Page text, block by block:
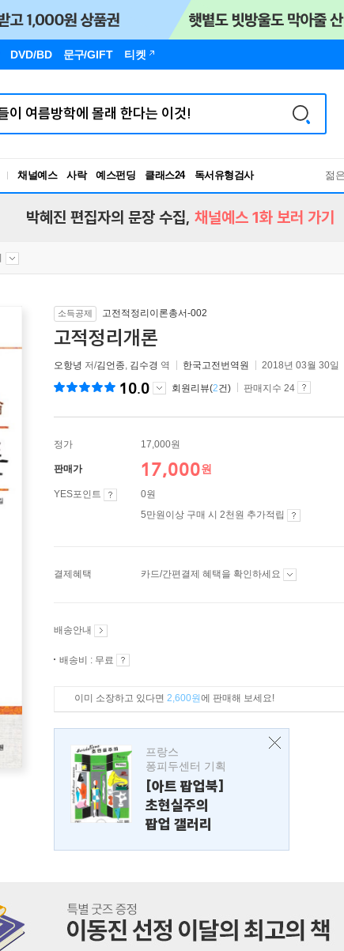
DVD/BD 문구/GIFT 티켓
채널예스 사락 예스펀딩 클래스24
독서유형검사
RBTI Lab
젊
박혜진 편집자의 문장 수집, 채널예스 1화 보러 가기
소득공제 고전적정리이론총서-002
고적정리개론
오항녕 저/김언종, 김수경 역 한국고전번역원 2018년 03월 30일
10.0 회원리뷰(2건) 판매지수 24
정가 17,000원
판매가 17,000원
YES포인트
0원
5만원이상 구매 시 2천원 추가적립
결제혜택 카드/간편결제 혜택을 확인하세요
배송안내
배송비 : 무료
이미 소장하고 있다면 2,600원에 판매해 보세요!
프랑스
퐁피두센터 기획
[아트 팝업북]
초현실주의
팝업 갤러리